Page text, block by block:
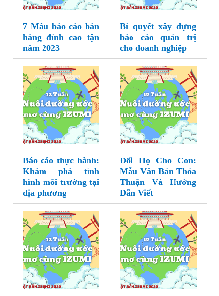
7 Mẫu báo cáo bán
hàng đỉnh cao tận
năm 2023
Bí quyết xây dựng
báo cáo quản trị
cho doanh nghiệp
Báo cáo thực hành:
Khám phá tình
hình môi trường tại
địa phương
Đổi Họ Cho Con:
Mẫu Văn Bản Thỏa
Thuận Và Hướng
Dẫn Viết